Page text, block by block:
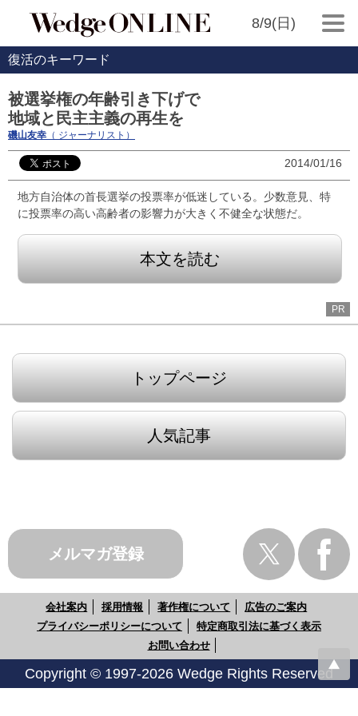
8/9(日)
復活のキーワード
被選挙権の年齢引き下げで
地域と民主主義の再生を
磯山友幸 （ ジャーナリスト）
2014/01/16
地方自治体の首長選挙の投票率が低迷している。少数意見、特
に投票率の高い高齢者の影響力が大きく不健全な状態だ。
本文を読む
PR
トップページ
人気記事
メルマガ登録
会社案内 採用情報 著作権について
広告のご案内
プライバシーポリシーについて
特定商取引法に基づく表示
お問い合わせ
Copyright © 1997-2026 Wedge Rights Reserved